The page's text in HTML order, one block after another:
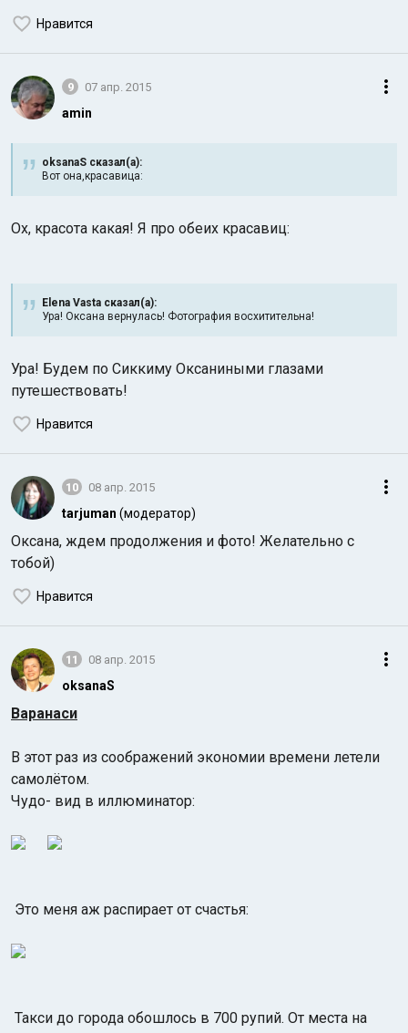
Нравится
9 07 апр. 2015
amin
oksanaS сказал(а):
Вот она,красавица:
Ох, красота какая! Я про обеих красавиц:
Elena Vasta сказал(а):
Ура! Оксана вернулась! Фотография восхитительна!
Ура! Будем по Сиккиму Оксаниными глазами
путешествовать!
Нравится
10 08 апр. 2015
tarjuman (модератор)
Оксана, ждем продолжения и фото! Желательно с
тобой)
Нравится
11 08 апр. 2015
oksanaS
Варанаси
В этот раз из соображений экономии времени летели
самолётом.
Чудо- вид в иллюминатор:
Это меня аж распирает от счастья:
Такси до города обошлось в 700 рупий. От места на